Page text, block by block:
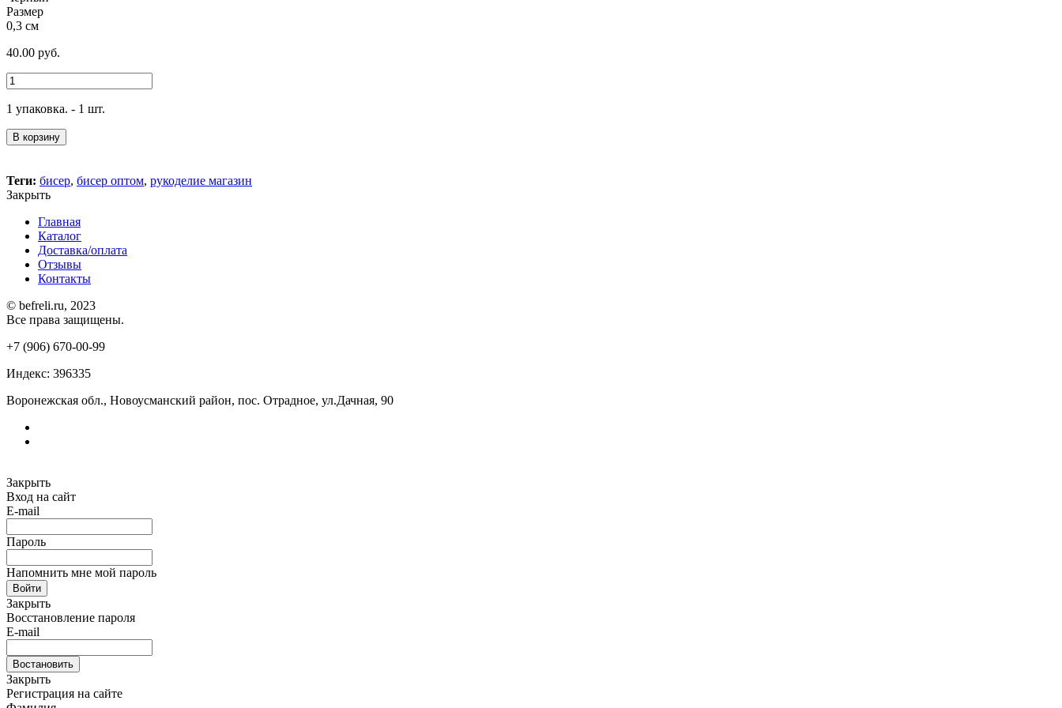
Размер
0,3 см
40.00 руб.
1 упаковка. - 1 шт.
В корзину
Теги: бисер, бисер оптом, рукоделие магазин
Закрыть
Главная
Каталог
Доставка/оплата
Отзывы
Контакты
© befreli.ru, 2023
Все права защищены.
+7 (906) 670-00-99
Индекс: 396335
Воронежская обл., Новоусманский район, пос. Отрадное, ул.Дачная, 90
Закрыть
Вход на сайт
E-mail
Пароль
Напомнить мне мой пароль
Войти
Закрыть
Восстановление пароля
E-mail
Востановить
Закрыть
Регистрация на сайте